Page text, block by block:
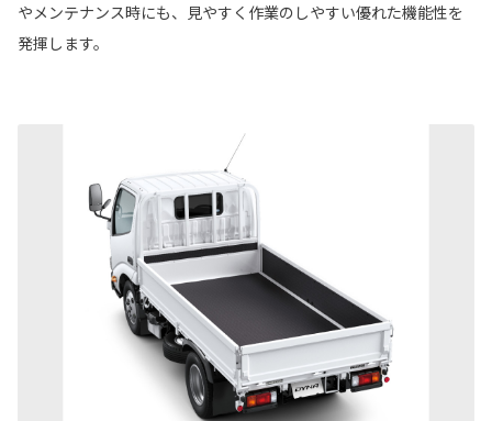
やメンテナンス時にも、見やすく作業のしやすい優れた機能性を
発揮します。